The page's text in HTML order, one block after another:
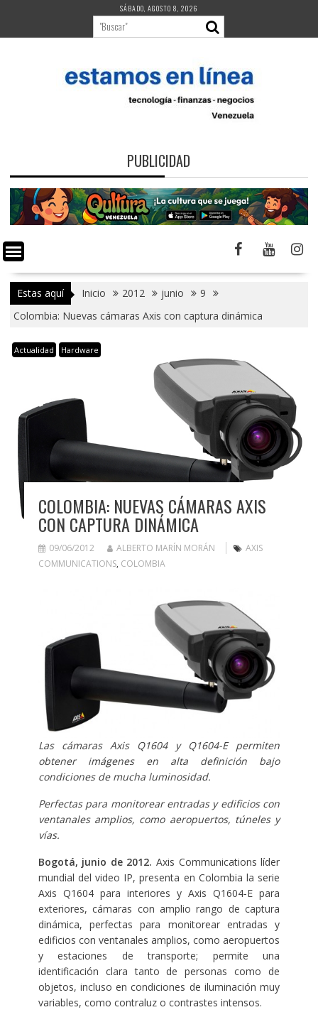
contenido
SÁBADO, AGOSTO 8, 2026
PUBLICIDAD
Estas aquí Inicio 2012 junio
9
Colombia: Nuevas cámaras Axis con captura dinámica
Actualidad Hardware
COLOMBIA: NUEVAS CÁMARAS AXIS
CON CAPTURA DINÁMICA
09/06/2012 ALBERTO MARÍN MORÁN
AXIS
COMMUNICATIONS, COLOMBIA
Las cámaras Axis Q1604 y Q1604-E permiten
obtener imágenes en alta definición bajo
condiciones de mucha luminosidad.
Perfectas para monitorear entradas y edificios con
ventanales amplios, como aeropuertos, túneles y
vías.
Bogotá, junio de 2012.Axis Communications líder
mundial del video IP, presenta en Colombia la serie
Axis Q1604 para interiores y Axis Q1604-E para
exteriores, cámaras con amplio rango de captura
dinámica, perfectas para monitorear entradas y
edificios con ventanales amplios, como aeropuertos
y estaciones de transporte; permite una
identificación clara tanto de personas como de
objetos, incluso en condiciones de iluminación muy
variables, como contraluz o contrastes intensos.